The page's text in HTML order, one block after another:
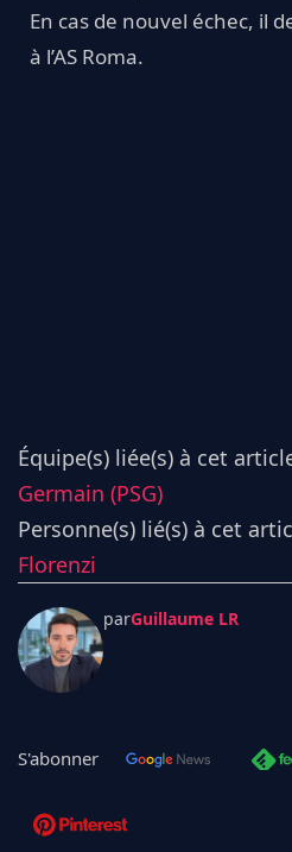
En cas de nouvel échec, il
à l’AS Roma.
Équipe(s) liée(s) à cet
Germain (PSG)
Personne(s) lié(s) à cet
Florenzi
parGuillaume LR
S'abonner